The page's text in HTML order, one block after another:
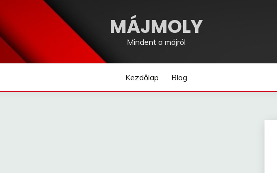
MÁJMOLY
Mindent a májról
Kezdőlap Blog